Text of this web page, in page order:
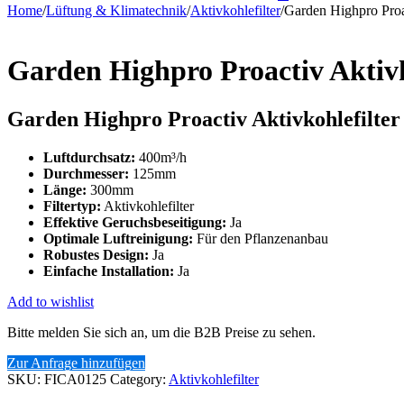
Home/Lüftung & Klimatechnik/Aktivkohlefilter/Garden Highpro
Garden Highpro Proactiv
Garden Highpro Proactiv Aktivkohlefilter
Luftdurchsatz: 400m³/h
Durchmesser: 125mm
Länge: 300mm
Filtertyp: Aktivkohlefilter
Effektive Geruchsbeseitigung: Ja
Optimale Luftreinigung: Für den Pflanzenanbau
Robustes Design: Ja
Einfache Installation: Ja
Add to wishlist
Bitte melden Sie sich an, um die B2B Preise zu sehen.
Zur Anfrage hinzufügen
SKU: FICA0125 Category: Aktivkohlefilter